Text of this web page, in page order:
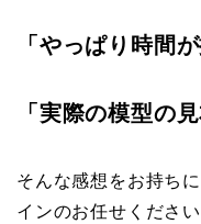
「やっぱり時間
「実際の模型の
そんな感想をお持ち
インのお任せください